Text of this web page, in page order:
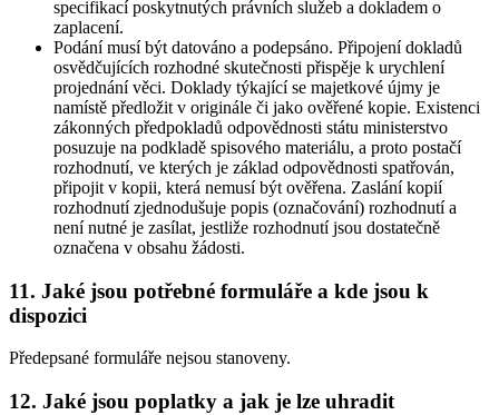
specifikací poskytnutých právních služeb a dokladem o
zaplacení.
Podání musí být datováno a podepsáno. Připojení dokladů
osvědčujících rozhodné skutečnosti přispěje k urychlení
projednání věci. Doklady týkající se majetkové újmy je
namístě předložit v originále či jako ověřené kopie. Existenci
zákonných předpokladů odpovědnosti státu ministerstvo
posuzuje na podkladě spisového materiálu, a proto postačí
rozhodnutí, ve kterých je základ odpovědnosti spatřován,
připojit v kopii, která nemusí být ověřena. Zaslání kopií
rozhodnutí zjednodušuje popis (označování) rozhodnutí a
není nutné je zasílat, jestliže rozhodnutí jsou dostatečně
označena v obsahu žádosti.
11. Jaké jsou potřebné formuláře a kde jsou k
dispozici
Předepsané formuláře nejsou stanoveny.
12. Jaké jsou poplatky a jak je lze uhradit